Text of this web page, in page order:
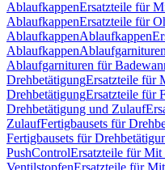
AblaufkappenErsatzteile für
AblaufkappenErsatzteile für
AblaufkappenAblaufkappen
Ablaufkappen
Ablaufgarnituren für
DrehbetätigungErsatzteile für
DrehbetätigungErsatzteile für
Drehbetätigung und Zulauf
ZulaufFertigbausets für
Fertigbausets für
PushControlErsatzteile für
VentilstopfenErsatzteile für